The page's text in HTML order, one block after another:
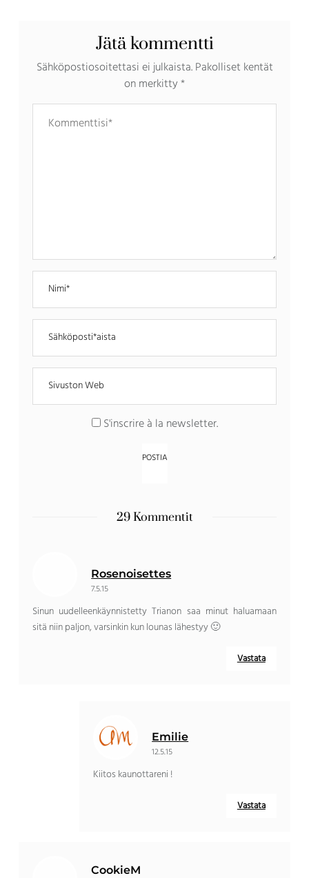
Jätä kommentti
Sähköpostiosoitettasi ei julkaista. Pakolliset kentät
on merkitty*
S'inscrire à la newsletter.
29 Kommentit
Rosenoisettes
7.5.15
Sinun uudelleenkäynnistetty Trianon saa minut haluamaan
sitä niin paljon, varsinkin kun lounas lähestyy 🙂
Vastata
Emilie
12.5.15
Kiitos kaunottareni !
Vastata
CookieM